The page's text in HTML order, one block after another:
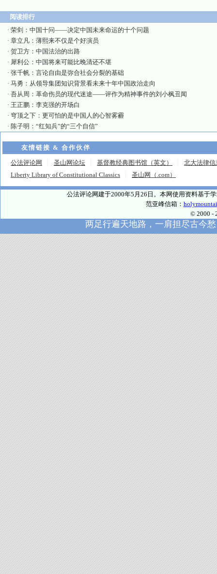
阅读排行
· 荣剑：中国十问——决定中国未来命运的十个问题
· 章立凡：薄熙来不仅是个好演员
· 贺卫方：中国法治的出路
· 犀利公：中国将来可能比晚清还不堪
· 张千帆：言论自由是弥合社会分裂的基础
· 马勇：从领导集团知识背景看未来十年中国政治走向
· 吾从周：革命伤员的现代迷途——评作为精神事件的刘小枫丑闻
· 王正鹏：李克强的开场白
· 穹顶之下：更可怕的是中国人的心智雾霾
· 陈子明：“红知兵”的“三个自信”
友情链接 & 合作伙伴
公法评论网 圣山网论坛 基督教经典图书馆（英文）
北大法律信
Liberty Library of Constitutional Classics
圣山网（.com）
公法评论网建于2000年5月26日。本网使用资料基于
范亚峰信箱：
© 2000 -
两足行遍天地路，一肩担尽古今